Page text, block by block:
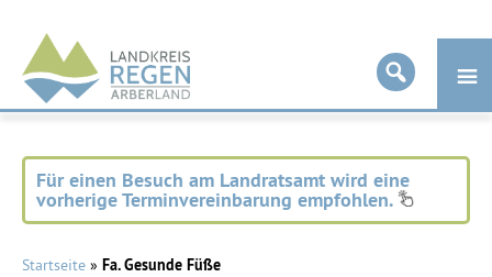
Landkreis
Regen
Für einen Besuch am Landratsamt wird eine
vorherige Terminvereinbarung empfohlen.
Startseite » Fa. Gesunde Füße